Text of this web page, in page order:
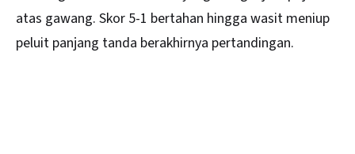
atas gawang. Skor 5-1 bertahan hingga wasit meniup
peluit panjang tanda berakhirnya pertandingan.